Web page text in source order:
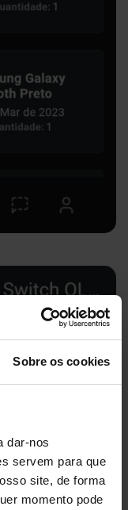
Sobre os cookies
dar-nos
servem para que
site, de forma
momento pode